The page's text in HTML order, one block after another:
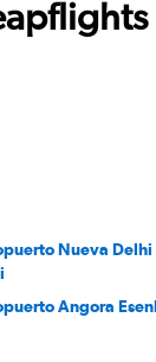
Nueva
Angora